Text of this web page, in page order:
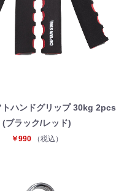
ハンドグリップ 30kg 2pcs
(ブラック/レッド)
￥990 （税込）